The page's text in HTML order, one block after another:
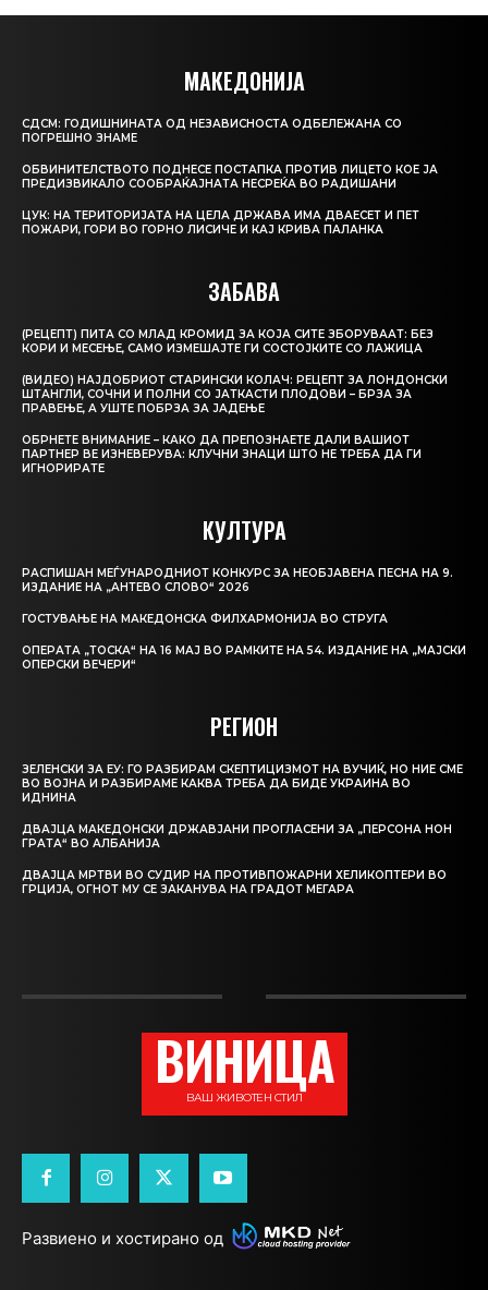
МАКЕДОНИЈА
СДСМ: ГОДИШНИНАТА ОД НЕЗАВИСНОСТА ОДБЕЛЕЖАНА СО
ПОГРЕШНО ЗНАМЕ
ОБВИНИТЕЛСТВОТО ПОДНЕСЕ ПОСТАПКА ПРОТИВ ЛИЦЕТО КОЕ ЈА
ПРЕДИЗВИКАЛО СООБРАЌАЈНАТА НЕСРЕЌА ВО РАДИШАНИ
ЦУК: НА ТЕРИТОРИЈАТА НА ЦЕЛА ДРЖАВА ИМА ДВАЕСЕТ И ПЕТ
ПОЖАРИ, ГОРИ ВО ГОРНО ЛИСИЧЕ И КАЈ КРИВА ПАЛАНКА
ЗАБАВА
(РЕЦЕПТ) ПИТА СО МЛАД КРОМИД ЗА КОЈА СИТЕ ЗБОРУВААТ: БЕЗ
КОРИ И МЕСЕЊЕ, САМО ИЗМЕШАЈТЕ ГИ СОСТОЈКИТЕ СО ЛАЖИЦА
(ВИДЕО) НАЈДОБРИОТ СТАРИНСКИ КОЛАЧ: РЕЦЕПТ ЗА ЛОНДОНСКИ
ШТАНГЛИ, СОЧНИ И ПОЛНИ СО ЈАТКАСТИ ПЛОДОВИ – БРЗА ЗА
ПРАВЕЊЕ, А УШТЕ ПОБРЗА ЗА ЈАДЕЊЕ
ОБРНЕТЕ ВНИМАНИЕ – КАКО ДА ПРЕПОЗНАЕТЕ ДАЛИ ВАШИОТ
ПАРТНЕР ВЕ ИЗНЕВЕРУВА: КЛУЧНИ ЗНАЦИ ШТО НЕ ТРЕБА ДА ГИ
ИГНОРИРАТЕ
КУЛТУРА
РАСПИШАН МЕЃУНАРОДНИОТ КОНКУРС ЗА НЕОБЈАВЕНА ПЕСНА НА 9.
ИЗДАНИЕ НА „АНТЕВО СЛОВО“ 2026
ГОСТУВАЊЕ НА МАКЕДОНСКА ФИЛХАРМОНИЈА ВО СТРУГА
ОПЕРАТА „ТОСКА“ НА 16 МАЈ ВО РАМКИТЕ НА 54. ИЗДАНИЕ НА „МАЈСКИ
ОПЕРСКИ ВЕЧЕРИ“
РЕГИОН
ЗЕЛЕНСКИ ЗА ЕУ: ГО РАЗБИРАМ СКЕПТИЦИЗМОТ НА ВУЧИЌ, НО НИЕ СМЕ
ВО ВОЈНА И РАЗБИРАМЕ КАКВА ТРЕБА ДА БИДЕ УКРАИНА ВО
ИДНИНА
ДВАЈЦА МАКЕДОНСКИ ДРЖАВЈАНИ ПРОГЛАСЕНИ ЗА „ПЕРСОНА НОН
ГРАТА“ ВО АЛБАНИЈА
ДВАЈЦА МРТВИ ВО СУДИР НА ПРОТИВПОЖАРНИ ХЕЛИКОПТЕРИ ВО
ГРЦИЈА, ОГНОТ МУ СЕ ЗАКАНУВА НА ГРАДОТ МЕГАРА
ВИНИЦА
ВАШ ЖИВОТЕН СТИЛ
Развиено и хостирано од